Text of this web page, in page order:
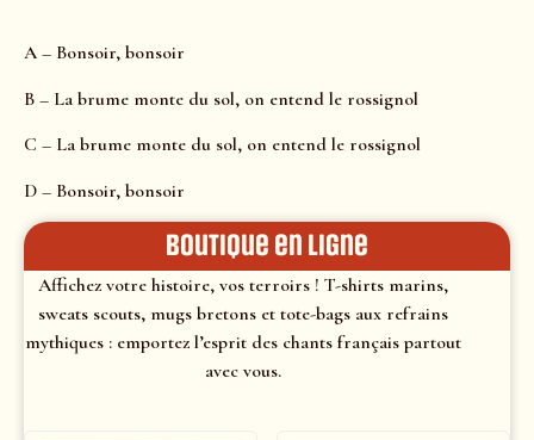
A – Bonsoir, bonsoir
B – La brume monte du sol, on entend le rossignol
C – La brume monte du sol, on entend le rossignol
D – Bonsoir, bonsoir
Boutique en ligne
Affichez votre histoire, vos terroirs ! T-shirts marins,
sweats scouts, mugs bretons et tote-bags aux refrains
mythiques : emportez l’esprit des chants français partout
avec vous.